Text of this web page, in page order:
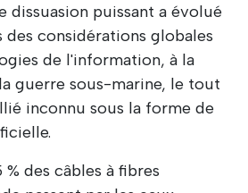
dissuasion puissant a évolué
des considérations globales
de l'information, à la
guerre sous-marine, le tout
inconnu sous la forme de
des câbles à fibres